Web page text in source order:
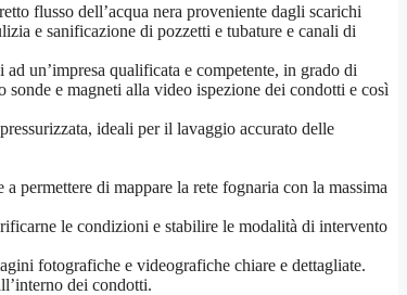
flusso dell’acqua nera proveniente dagli scarichi
e sanificazione di pozzetti e tubature e canali di
un’impresa qualificata e competente, in grado di
e magneti alla video ispezione dei condotti e così
ideali per il lavaggio accurato delle
permettere di mappare la rete fognaria con la massima
le condizioni e stabilire le modalità di intervento
fotografiche e videografiche chiare e dettagliate.
dei condotti.